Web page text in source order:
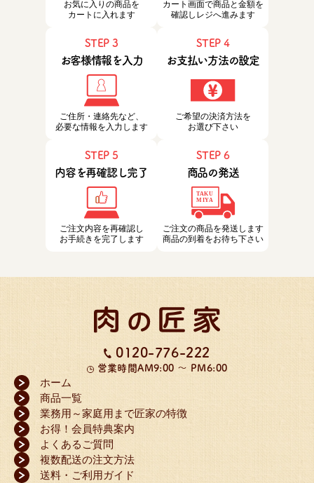
お気に入りの商品を
カートに入れます
カート画面で商品と金額を
確認しレジへ進みます
STEP 3
お客様情報を入力
ご住所・連絡先など、
必要な情報を入力します
STEP 4
お支払い方法の設定
ご希望の決済方法を
お選び下さい
STEP 5
内容を再確認し完了
ご注文内容を再確認し
お手続きを完了します
STEP 6
商品の発送
ご注文の商品を発送します
商品の到着をお待ち下さい
0120-776-222
営業時間AM9:00 ～ PM6:00
ホーム
商品一覧
業務用～家庭用まで匠家の特徴
お得！会員特典案内
よくあるご質問
複数配送の注文方法
送料・ご利用ガイド